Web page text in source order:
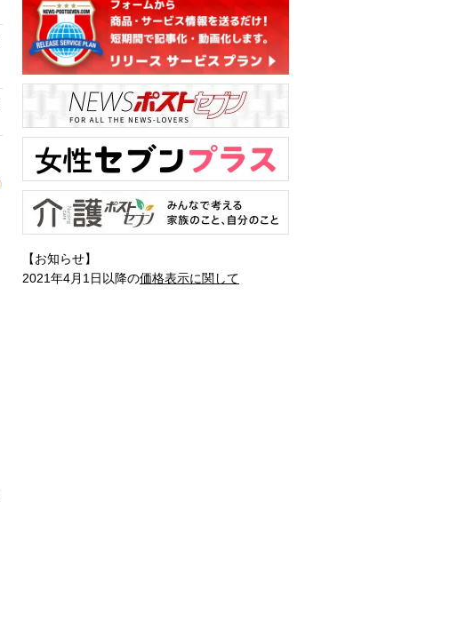
【お知らせ】
2021年4月1日以降の価格表示に関して